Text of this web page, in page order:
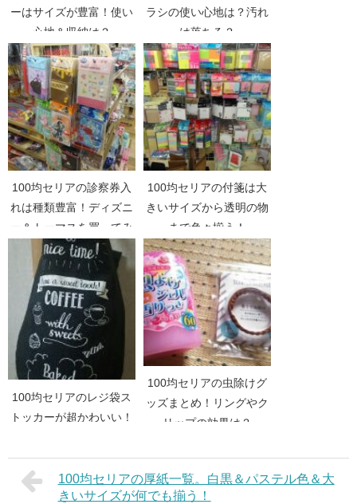
ーはサイズが豊富！使い
心地＆収納は？
ラシの使い心地は？汚れ
は落ちる？
100均セリアの診察券入
れは種類豊富！ディズニ
ー＆トーマスを買ってみ
た！
100均セリアの付箋は大
きいサイズから透明の物
まで色々揃う！
100均セリアのレジ袋ス
トッカーが超かわいい！
100均セリアの虫除けグ
ッズまとめ！リングやク
リップの効果は？
100均セリアの厚紙一覧。白黒＆パステル色＆大
きいサイズが何でも揃う！